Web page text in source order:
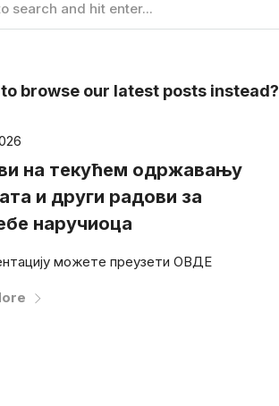
browse our latest posts instead?
на текућем одржавању
и други радови за
наручиоца
можете преузети ОВДЕ